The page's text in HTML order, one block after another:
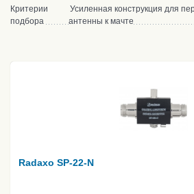
Критерии
подбора
Усиленная конструкция для
антенны к мачте
Radaxo SP-22-N